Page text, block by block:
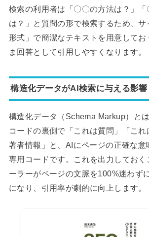
検索の利用者は「〇〇の方法は？」「
は？」と質問の形で検索するため、
形式」で簡潔なテキストを用意してお
ま回答として引用しやすくなります。
構造化データがAI検索に与える影響
構造化データ（Schema Markup）と
コードの裏側で「これは質問」「こ
著者情報」と、AIにページの正確な意
専用コードです。これを出力しておく
ーラーがページの文脈を100%迷わず
になり、引用率が劇的に向上します。